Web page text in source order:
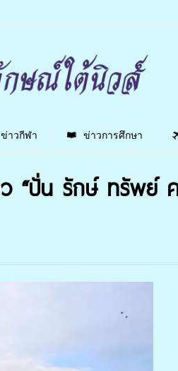
ข่าวกีฬา ข่าวการศึกษา
“ปั่น รักษ์ ทรัพย์